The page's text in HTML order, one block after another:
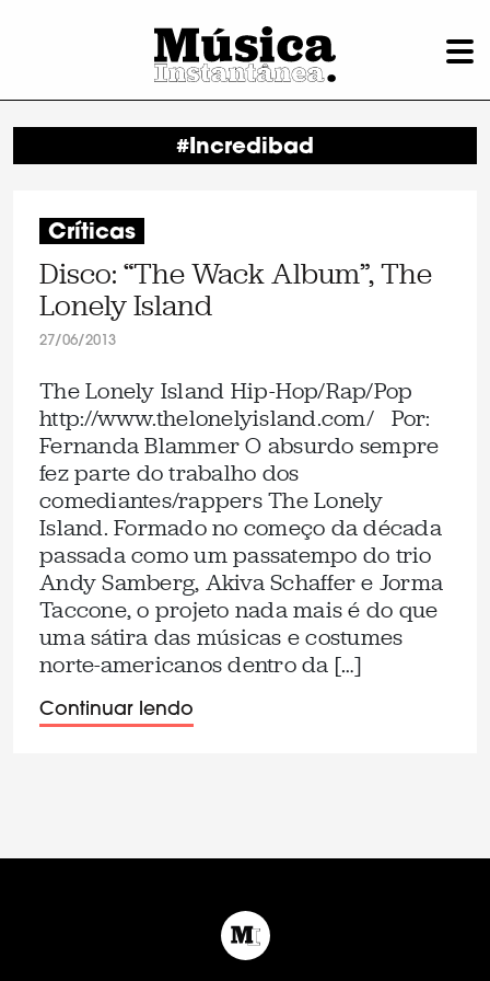
#Incredibad
Críticas
Disco: “The Wack Album”, The
Lonely Island
27/06/2013
The Lonely Island Hip-Hop/Rap/Pop
http://www.thelonelyisland.com/ Por:
Fernanda Blammer O absurdo sempre
fez parte do trabalho dos
comediantes/rappers The Lonely
Island. Formado no começo da década
passada como um passatempo do trio
Andy Samberg, Akiva Schaffer e Jorma
Taccone, o projeto nada mais é do que
uma sátira das músicas e costumes
norte-americanos dentro da […]
Continuar lendo